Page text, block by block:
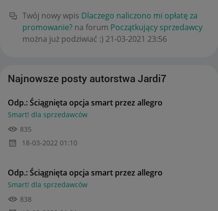
Twój nowy wpis Dlaczego naliczono mi opłatę za
promowanie? na forum Początkujący sprzedawcy
można już podziwiać :) ‎21-03-2021 23:56
Najnowsze posty autorstwa Jardi7
Odp.: Ściągnięta opcja smart przez allegro
Smart! dla sprzedawców
835
‎18-03-2022 01:10
Odp.: Ściągnięta opcja smart przez allegro
Smart! dla sprzedawców
838